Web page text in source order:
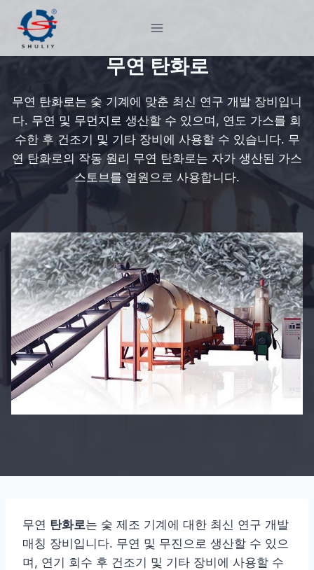
content
무연 탄화로
무연 탄화로는 숯 기계에 맞춘 최신 연구 개발 장비입니
다. 무연 및 무먼지로 생산할 수 있으며, 연도 가스를 회
수한 후 건조기 및 기타 장비에 사용할 수 있습니다. 무
연 탄화로의 작동 원리 무연 탄화로는 자가 생산된 가스
스토브를 열원으로 사용합니다.
무연 탄화로는 숯 제조 기계에 대한 최신 연구 개발
매칭 장비입니다. 무연 및 무진으로 생산할 수 있으
며, 연기 회수 후 건조기 및 기타 장비에 사용할 수